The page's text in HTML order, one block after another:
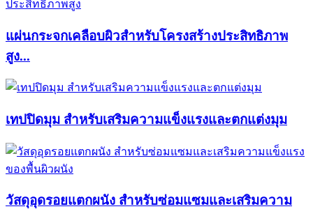
แผ่นกระจกเคลือบผิวสำหรับโครงสร้างประสิทธิภาพ
สูง...
เทปปิดมุม สำหรับเสริมความแข็งแรงและตกแต่งมุม
วัสดุอุดรอยแตกผนัง สำหรับซ่อมแซมและเสริมความ